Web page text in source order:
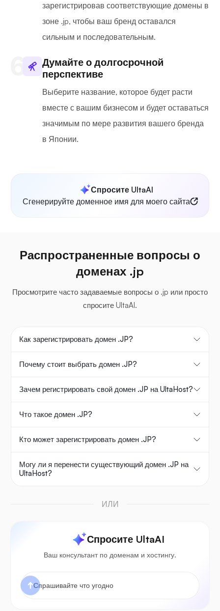
зарегистрировав соответствующие домены в
зоне .jp, чтобы ваш бренд оставался
сильным и последовательным.
Думайте о долгосрочной
перспективе
Выберите название, которое будет расти
вместе с вашим бизнесом и будет оставаться
значимым по мере развития вашего бренда
в Японии.
Спросите UltaAI
Сгенерируйте доменное имя для моего сайта
Распространенные вопросы о
доменах .jp
Просмотрите часто задаваемые вопросы о .jp или просто
спросите UltaAI.
Как зарегистрировать домен .JP?
Почему стоит выбрать домен .JP?
Зачем регистрировать свой домен .JP на UltaHost?
Что такое домен .JP?
Кто может зарегистрировать домен .JP?
Могу ли я перенести существующий домен .JP на
UltaHost?
ИЛИ
Спросите UltaAI
Ваш консультант по доменам и хостингу.